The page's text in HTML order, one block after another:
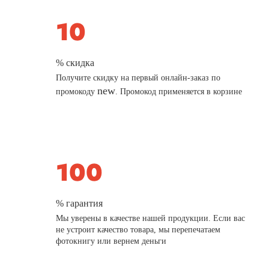
% скидка
Получите скидку на первый онлайн-заказ по
промокодуnew. Промокод применяется в корзине
% гарантия
Мы уверены в качестве нашей продукции. Если вас
не устроит качество товара, мы перепечатаем
фотокнигу или вернем деньги